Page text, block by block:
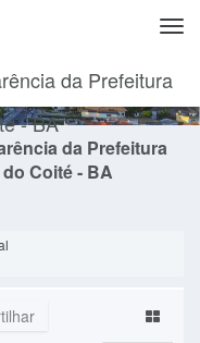
da Prefeitura
- BA
da Prefeitura
Coité - BA